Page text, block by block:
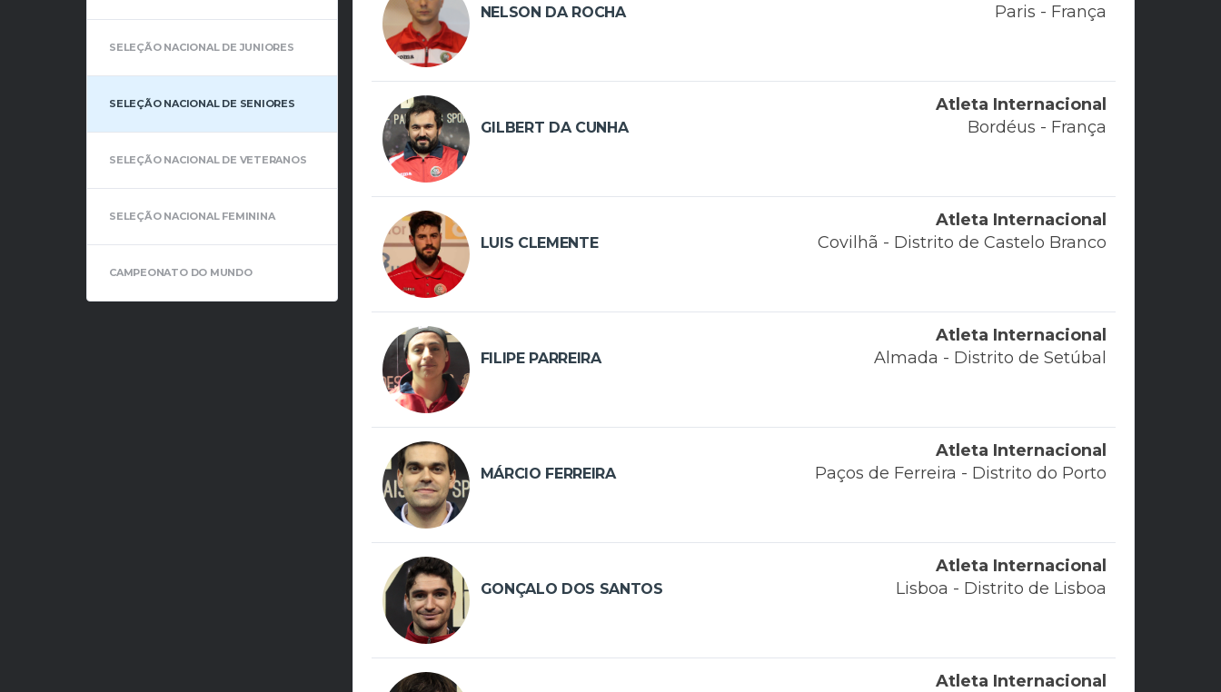
SELEÇÃO NACIONAL DE JUNIORES
SELEÇÃO NACIONAL DE SENIORES
SELEÇÃO NACIONAL DE VETERANOS
SELEÇÃO NACIONAL FEMININA
CAMPEONATO DO MUNDO
NELSON DA ROCHA
Paris - França
GILBERT DA CUNHA
Atleta Internacional
Bordéus - França
LUIS CLEMENTE
Atleta Internacional
Covilhã - Distrito de Castelo Branco
FILIPE PARREIRA
Atleta Internacional
Almada - Distrito de Setúbal
MÁRCIO FERREIRA
Atleta Internacional
Paços de Ferreira - Distrito do Porto
GONÇALO DOS SANTOS
Atleta Internacional
Lisboa - Distrito de Lisboa
Atleta Internacional